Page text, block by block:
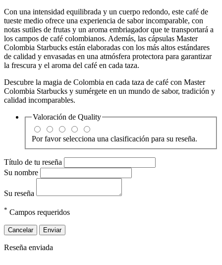
Con una intensidad equilibrada y un cuerpo redondo, este café de
tueste medio ofrece una experiencia de sabor incomparable, con
notas sutiles de frutas y un aroma embriagador que te transportará a
los campos de café colombianos. Además, las cápsulas Master
Colombia Starbucks están elaboradas con los más altos estándares
de calidad y envasadas en una atmósfera protectora para garantizar
la frescura y el aroma del café en cada taza.
Descubre la magia de Colombia en cada taza de café con Master
Colombia Starbucks y sumérgete en un mundo de sabor, tradición y
calidad incomparables.
Valoración de Quality
Por favor selecciona una clasificación para su reseña.
Título de tu reseña
Su nombre
Su reseña
* Campos requeridos
Cancelar Enviar
Reseña enviada